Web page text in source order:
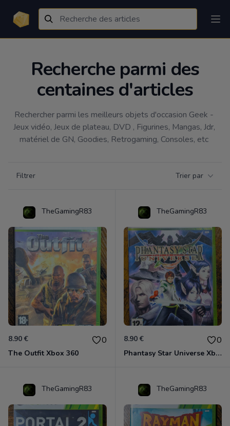
Recherche parmi des
centaines d'articles
Rechercher parmi les meilleurs objets d'occasion Geek -
Jeux vidéo, Jeux de plateau, DVD , Figurines, Mangas, Jdr,
matériel de GN, Goodies, Retrogaming, Consoles, etc
Filtrer Trier par
TheGamingR83
8.90 € 0
The Outfit Xbox 360
TheGamingR83
8.90 € 0
Phantasy Star Universe Xbox 360
TheGamingR83 TheGamingR83